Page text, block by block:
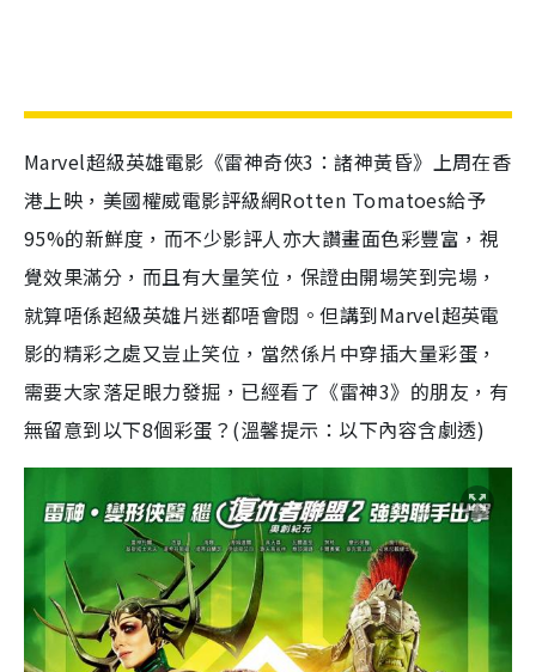
Marvel超級英雄電影《雷神奇俠3：諸神黃昏》上周在香
港上映，美國權威電影評級網Rotten Tomatoes給予
95%的新鮮度，而不少影評人亦大讚畫面色彩豐富，視
覺效果滿分，而且有大量笑位，保證由開場笑到完場，
就算唔係超級英雄片迷都唔會悶。但講到Marvel超英電
影的精彩之處又豈止笑位，當然係片中穿插大量彩蛋，
需要大家落足眼力發掘，已經看了《雷神3》的朋友，有
無留意到以下8個彩蛋？(溫馨提示：以下內容含劇透)